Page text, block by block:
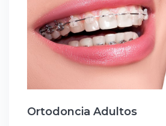
Ortodoncia Adultos